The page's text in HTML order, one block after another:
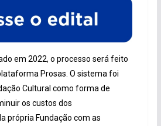
em 2022, o processo será feito
Prosas. O sistema foi
Cultural como forma de
os custos dos
própria Fundação com as